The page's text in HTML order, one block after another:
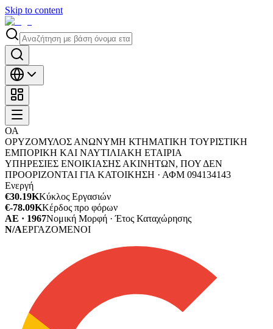
Skip to content
ΟΑ
ΟΡΥΖΟΜΥΛΟΣ ΑΝΩΝΥΜΗ ΚΤΗΜΑΤΙΚΗ ΤΟΥΡΙΣΤΙΚΗ
ΕΜΠΟΡΙΚΗ ΚΑΙ ΝΑΥΤΙΛΙΑΚΗ ΕΤΑΙΡΙΑ
ΥΠΗΡΕΣΙΕΣ ΕΝΟΙΚΙΑΣΗΣ ΑΚΙΝΗΤΩΝ, ΠΟΥ ΔΕΝ
ΠΡΟΟΡΙΖΟΝΤΑΙ ΓΙΑ ΚΑΤΟΙΚΗΣΗ · ΑΦΜ 094134143
Ενεργή
€30.19KΚύκλος Εργασιών
€-78.09KΚέρδος προ φόρων
ΑΕ · 1967Νομική Μορφή · Έτος Καταχώρησης
N/AΕΡΓΑΖΟΜΕΝΟΙ